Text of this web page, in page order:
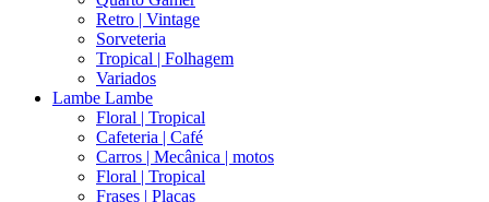
Retro | Vintage
Sorveteria
Tropical | Folhagem
Variados
Lambe Lambe
Floral | Tropical
Cafeteria | Café
Carros | Mecânica | motos
Floral | Tropical
Frases | Placas